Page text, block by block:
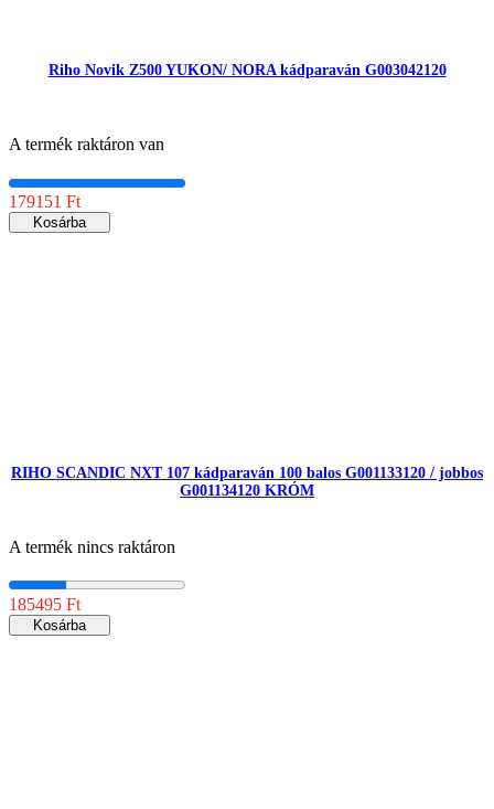
Riho Novik Z500 YUKON/ NORA kádparaván G003042120
A termék raktáron van
179151 Ft
Kosárba
RIHO SCANDIC NXT 107 kádparaván 100 balos G001133120 / jobbos
G001134120 KRÓM
A termék nincs raktáron
185495 Ft
Kosárba